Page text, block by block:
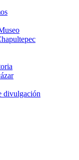
divulgación